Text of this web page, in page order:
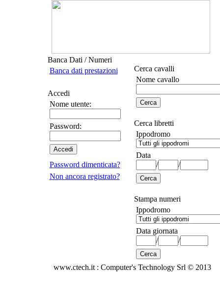
Banca Dati / Numeri
Banca dati prestazioni
Accedi
Nome utente:
Password:
Password dimenticata?
Non ancora registrato?
Cerca cavalli
Nome cavallo
Cerca libretti
Ippodromo
Data
/
/
Stampa numeri
Ippodromo
Data giornata
/
/
www.ctech.it : Computer's Technology Srl © 2013